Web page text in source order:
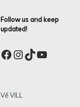
Follow us and keep
updated!
Facebook
Instagram
TikTok
YouTube
Về VILL